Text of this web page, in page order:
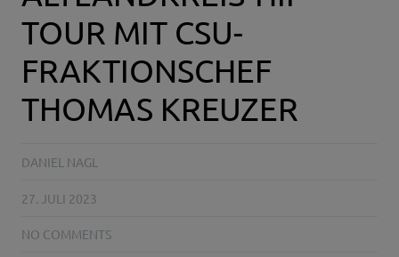
TOUR MIT CSU-
FRAKTIONSCHEF
THOMAS KREUZER
DANIEL NAGL
27. JULI 2023
NO COMMENTS